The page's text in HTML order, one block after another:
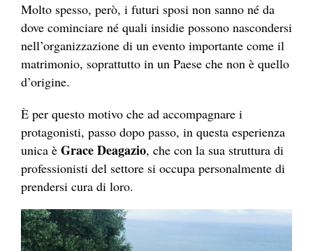
Molto spesso, però, i futuri sposi non sanno né da
dove cominciare né quali insidie possono nascondersi
nell’organizzazione di un evento importante come il
matrimonio, soprattutto in un Paese che non è quello
d’origine.
È per questo motivo che ad accompagnare i
protagonisti, passo dopo passo, in questa esperienza
unica è Grace Deagazio, che con la sua struttura di
professionisti del settore si occupa personalmente di
prendersi cura di loro.